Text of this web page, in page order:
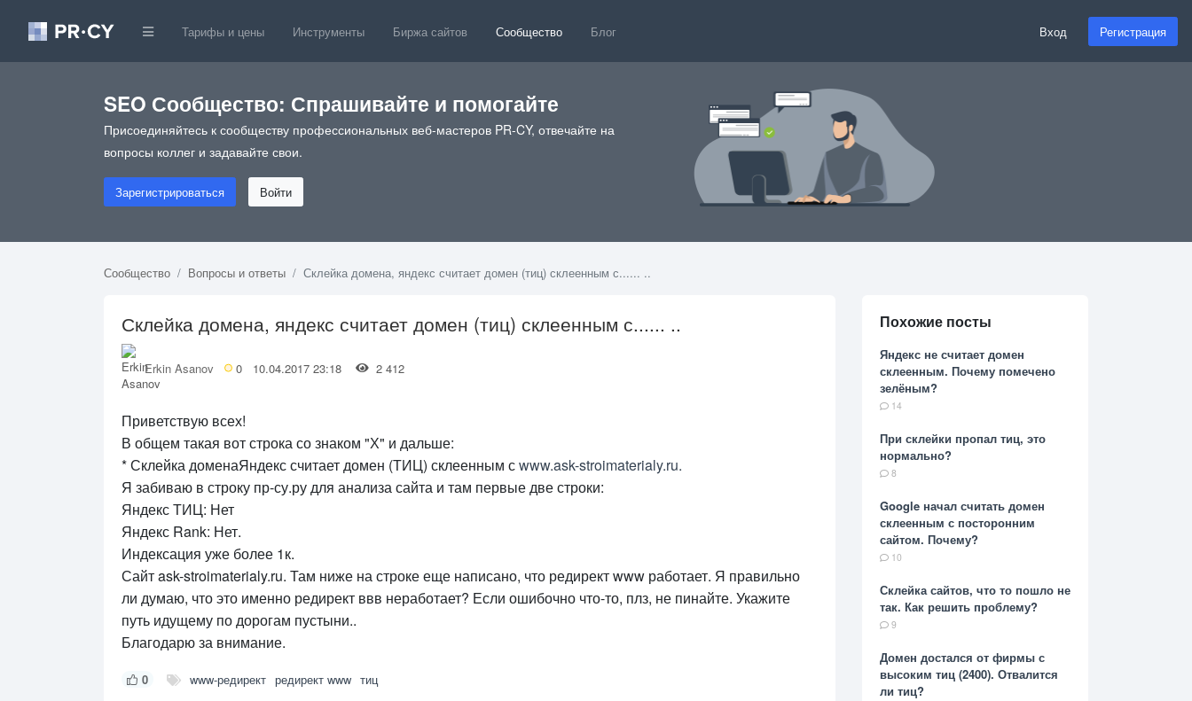
Тарифы и цены Инструменты Биржа сайтов Сообщество Блог Вход Регистрация
SEO Сообщество: Спрашивайте и помогайте
Присоединяйтесь к сообществу профессиональных веб-мастеров PR-CY, отвечайте на
вопросы коллег и задавайте свои.
Зарегистрироваться Войти
Сообщество Вопросы и ответы Склейка домена, яндекс считает домен (тиц) склеенным с...... ..
Склейка домена, яндекс считает домен (тиц) склеенным с...... ..
Erkin Asanov 0 10.04.2017 23:18 2 412
Приветствую всех!
В общем такая вот строка со знаком "Х" и дальше:
* Склейка доменаЯндекс считает домен (ТИЦ) склеенным сwww.ask-stroimaterialy.ru.
Я забиваю в строку пр-су.ру для анализа сайта и там первые две строки:
Яндекс ТИЦ: Нет
Яндекс Rank: Нет.
Индексация уже более 1к.
Сайт ask-stroimaterialy.ru. Там ниже на строке еще написано, что редирект www работает. Я правильно
ли думаю, что это именно редирект ввв неработает? Если ошибочно что-то, плз, не пинайте. Укажите
путь идущему по дорогам пустыни..
Благодарю за внимание.
0 www-редирект редирект www тиц
Похожие посты
Яндекс не считает домен
склеенным. Почему помечено
зелёным?
14
При склейки пропал тиц, это
нормально?
8
Google начал считать домен
склеенным с посторонним
сайтом. Почему?
10
Склейка сайтов, что то пошло не
так. Как решить проблему?
9
Домен достался от фирмы с
высоким тиц (2400). Отвалится
ли тиц?